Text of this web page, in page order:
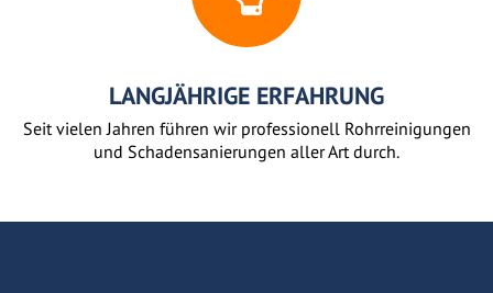
LANGJÄHRIGE ERFAHRUNG
Seit vielen Jahren führen wir professionell Rohrreinigungen
und Schadensanierungen aller Art durch.